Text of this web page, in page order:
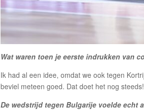
Wat waren toen je eerste indrukken van
Ik had al een idee, omdat we ook tegen
beviel meteen goed. Dat doet het nog steeds!
De wedstrijd tegen Bulgarije voelde echt